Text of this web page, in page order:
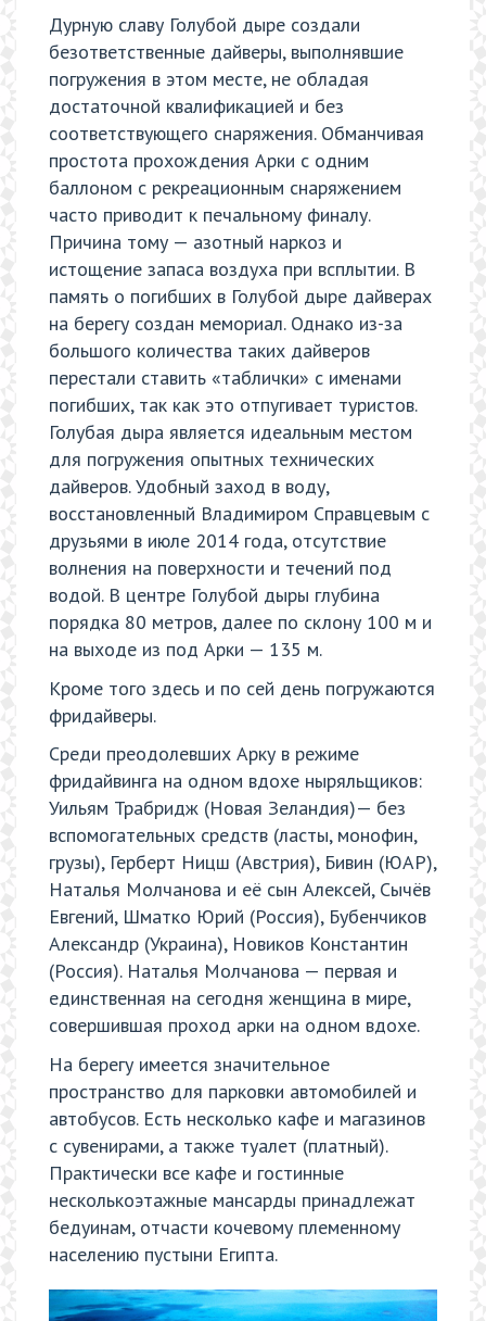
Дурную славу Голубой дыре создали
безответственные дайверы, выполнявшие
погружения в этом месте, не обладая
достаточной квалификацией и без
соответствующего снаряжения. Обманчивая
простота прохождения Арки с одним
баллоном с рекреационным снаряжением
часто приводит к печальному финалу.
Причина тому — азотный наркоз и
истощение запаса воздуха при всплытии. В
память о погибших в Голубой дыре дайверах
на берегу создан мемориал. Однако из-за
большого количества таких дайверов
перестали ставить «таблички» с именами
погибших, так как это отпугивает туристов.
Голубая дыра является идеальным местом
для погружения опытных технических
дайверов. Удобный заход в воду,
восстановленный Владимиром Справцевым с
друзьями в июле 2014 года, отсутствие
волнения на поверхности и течений под
водой. В центре Голубой дыры глубина
порядка 80 метров, далее по склону 100 м и
на выходе из под Арки — 135 м.
Кроме того здесь и по сей день погружаются
фридайверы.
Среди преодолевших Арку в режиме
фридайвинга на одном вдохе ныряльщиков:
Уильям Трабридж (Новая Зеландия)— без
вспомогательных средств (ласты, монофин,
грузы), Герберт Ницш (Австрия), Бивин (ЮАР),
Наталья Молчанова и её сын Алексей, Сычёв
Евгений, Шматко Юрий (Россия), Бубенчиков
Александр (Украина), Новиков Константин
(Россия). Наталья Молчанова — первая и
единственная на сегодня женщина в мире,
совершившая проход арки на одном вдохе.
На берегу имеется значительное
пространство для парковки автомобилей и
автобусов. Есть несколько кафе и магазинов
с сувенирами, а также туалет (платный).
Практически все кафе и гостинные
несколькоэтажные мансарды принадлежат
бедуинам, отчасти кочевому племенному
населению пустыни Египта.